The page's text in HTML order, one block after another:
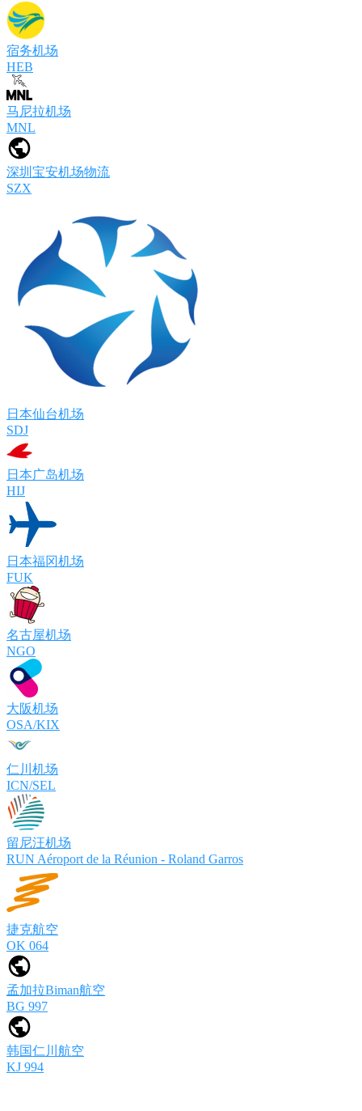
宿务机场
HEB
马尼拉机场
MNL
深圳宝安机场物流
SZX
日本仙台机场
SDJ
日本广岛机场
HIJ
日本福冈机场
FUK
名古屋机场
NGO
大阪机场
OSA/KIX
仁川机场
ICN/SEL
留尼汪机场
RUN Aéroport de la Réunion - Roland Garros
捷克航空
OK 064
孟加拉Biman航空
BG 997
韩国仁川航空
KJ 994